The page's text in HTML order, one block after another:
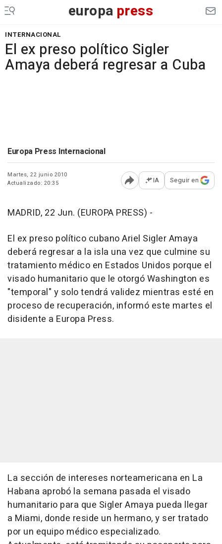
europa press
INTERNACIONAL
El ex preso político Sigler
Amaya deberá regresar a Cuba
Europa Press Internacional
Martes, 22 junio 2010
Actualizado: 20:35
Abrir opciones para
IA Seguir en
MADRID, 22 Jun. (EUROPA PRESS) -
El ex preso político cubano Ariel Sigler Amaya
deberá regresar a la isla una vez que culmine su
tratamiento médico en Estados Unidos porque el
visado humanitario que le otorgó Washington es
"temporal" y solo tendrá validez mientras esté en
proceso de recuperación, informó este martes el
disidente a Europa Press.
La sección de intereses norteamericana en La
Habana aprobó la semana pasada el visado
humanitario para que Sigler Amaya pueda llegar
a Miami, donde reside un hermano, y ser tratado
por un equipo médico especializado.